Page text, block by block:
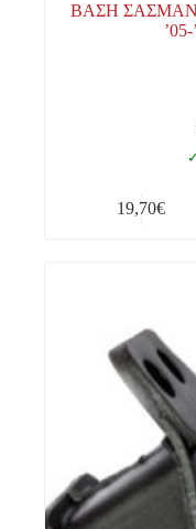
ΒΑΣΗ ΣΑΣΜΑΝ
19,70€